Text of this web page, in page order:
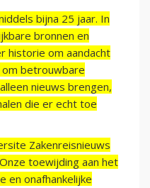
bijna 25 jaar. In
bronnen en
historie om aandacht
betrouwbare
nieuws brengen,
die er echt toe
Zakenreisnieuws
toewijding aan het
en onafhankelijke